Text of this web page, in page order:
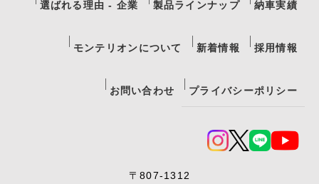
選ばれる理由 - 企業 製品ラインナップ 納車実績
モンテリオンについて 新着情報 採用情報
お問い合わせ プライバシーポリシー
〒807-1312